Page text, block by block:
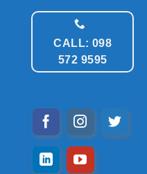
CALL: 098
572 9595